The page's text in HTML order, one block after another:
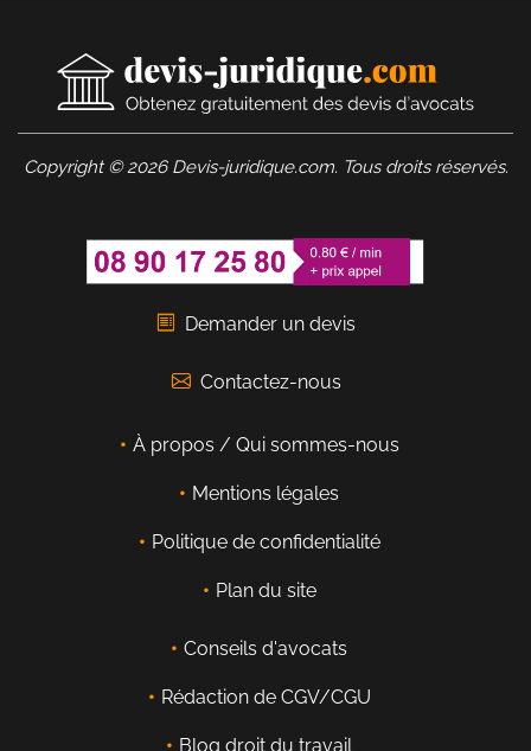
Copyright © 2026 Devis-juridique.com. Tous droits réservés.
Demander un devis
Contactez-nous
À propos / Qui sommes-nous
Mentions légales
Politique de confidentialité
Plan du site
Conseils d'avocats
Rédaction de CGV/CGU
Blog droit du travail